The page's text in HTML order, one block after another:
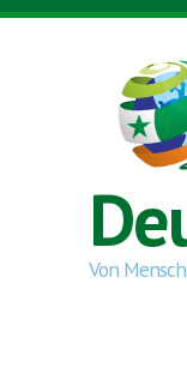
Direkt zum Inhalt
Von